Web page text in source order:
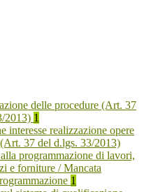
delle procedure (Art. 37
2013) 1
interesse realizzazione opere
37 del d.lgs. 33/2013)
programmazione di lavori,
e forniture / Mancata
1